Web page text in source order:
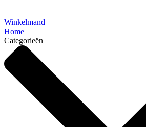
Winkelmand
Home
Categorieën